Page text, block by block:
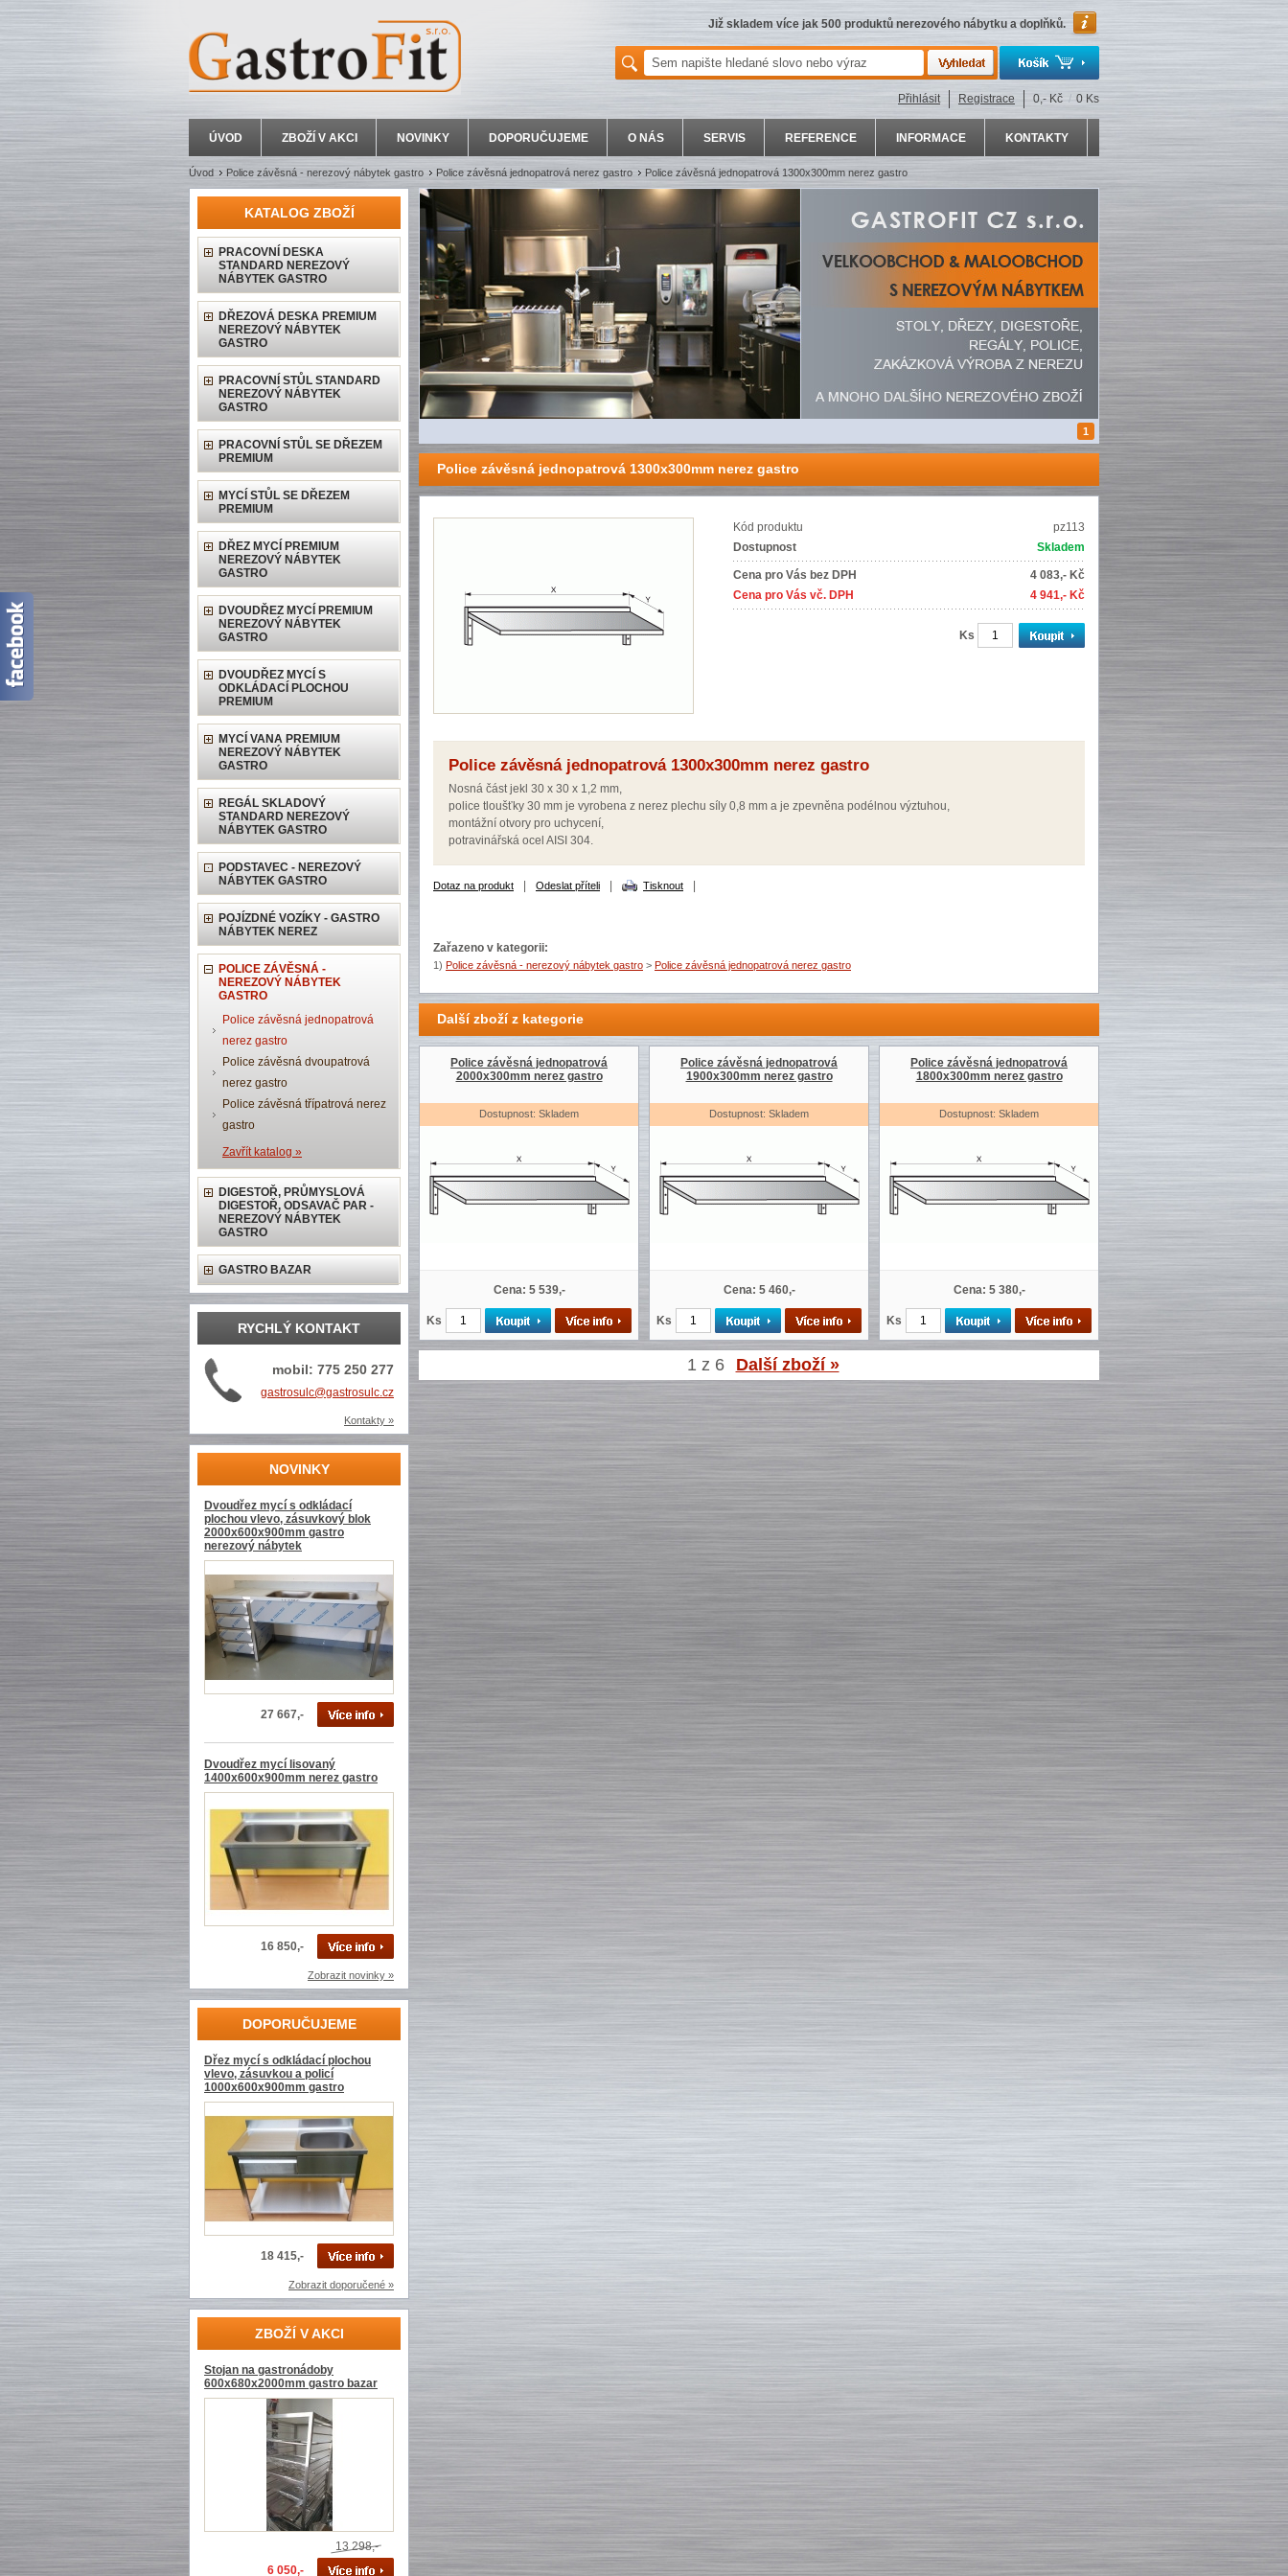
Již skladem více jak 500 produktů nerezového nábytku a doplňků.
Přihlásit Registrace 0,- Kč / 0 Ks
ÚVOD ZBOŽÍ V AKCI NOVINKY DOPORUČUJEME O NÁS SERVIS REFERENCE INFORMACE KONTAKTY
Úvod Police závěsná - nerezový nábytek gastro Police závěsná jednopatrová nerez gastro Police závěsná jednopatrová 1300x300mm nerez gastro
KATALOG ZBOŽÍ
PRACOVNÍ DESKA
STANDARD NEREZOVÝ
NÁBYTEK GASTRO
DŘEZOVÁ DESKA PREMIUM
NEREZOVÝ NÁBYTEK
GASTRO
PRACOVNÍ STŮL STANDARD
NEREZOVÝ NÁBYTEK
GASTRO
PRACOVNÍ STŮL SE DŘEZEM
PREMIUM
MYCÍ STŮL SE DŘEZEM
PREMIUM
DŘEZ MYCÍ PREMIUM
NEREZOVÝ NÁBYTEK
GASTRO
DVOUDŘEZ MYCÍ PREMIUM
NEREZOVÝ NÁBYTEK
GASTRO
DVOUDŘEZ MYCÍ S
ODKLÁDACÍ PLOCHOU
PREMIUM
MYCÍ VANA PREMIUM
NEREZOVÝ NÁBYTEK
GASTRO
REGÁL SKLADOVÝ
STANDARD NEREZOVÝ
NÁBYTEK GASTRO
PODSTAVEC - NEREZOVÝ
NÁBYTEK GASTRO
POJÍZDNÉ VOZÍKY - GASTRO
NÁBYTEK NEREZ
POLICE ZÁVĚSNÁ -
NEREZOVÝ NÁBYTEK
GASTRO
Police závěsná jednopatrová
nerez gastro
Police závěsná dvoupatrová
nerez gastro
Police závěsná třípatrová nerez
gastro
Zavřít katalog »
DIGESTOŘ, PRŮMYSLOVÁ
DIGESTOŘ, ODSAVAČ PAR -
NEREZOVÝ NÁBYTEK
GASTRO
GASTRO BAZAR
RYCHLÝ KONTAKT
mobil: 775 250 277
gastrosulc@gastrosulc.cz
Kontakty »
NOVINKY
Dvoudřez mycí s odkládací
plochou vlevo, zásuvkový blok
2000x600x900mm gastro
nerezový nábytek
27 667,-
Dvoudřez mycí lisovaný
1400x600x900mm nerez gastro
16 850,-
Zobrazit novinky »
DOPORUČUJEME
Dřez mycí s odkládací plochou
vlevo, zásuvkou a policí
1000x600x900mm gastro
18 415,-
Zobrazit doporučené »
ZBOŽÍ V AKCI
Stojan na gastronádoby
600x680x2000mm gastro bazar
13 298,-
6 050,-
1
Police závěsná jednopatrová 1300x300mm nerez gastro
Kód produktu
pz113
Dostupnost
Skladem
Cena pro Vás bez DPH
4 083,- Kč
Cena pro Vás vč. DPH
4 941,- Kč
Ks
Police závěsná jednopatrová 1300x300mm nerez gastro
Nosná část jekl 30 x 30 x 1,2 mm,
police tloušťky 30 mm je vyrobena z nerez plechu síly 0,8 mm a je zpevněna podélnou výztuhou,
montážní otvory pro uchycení,
potravinářská ocel AISI 304.
Dotaz na produkt Odeslat příteli Tisknout
Zařazeno v kategorii:
1) Police závěsná - nerezový nábytek gastro > Police závěsná jednopatrová nerez gastro
Další zboží z kategorie
Police závěsná jednopatrová
2000x300mm nerez gastro
Dostupnost: Skladem
Cena: 5 539,-
Ks
Police závěsná jednopatrová
1900x300mm nerez gastro
Dostupnost: Skladem
Cena: 5 460,-
Ks
Police závěsná jednopatrová
1800x300mm nerez gastro
Dostupnost: Skladem
Cena: 5 380,-
Ks
1 z 6 Další zboží »